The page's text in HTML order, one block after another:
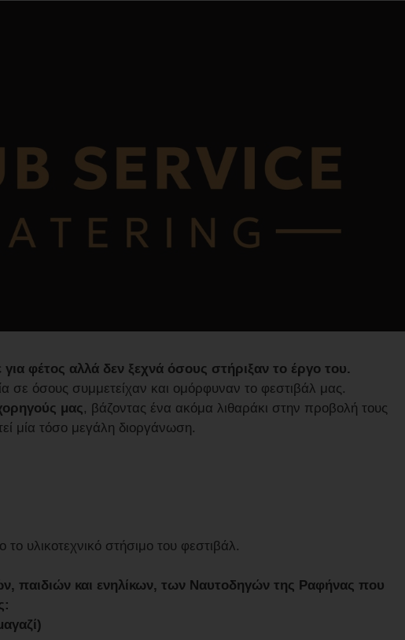
φέτος αλλά δεν ξεχνά όσους στήριξαν το έργο του.
σε όσους συμμετείχαν και ομόρφυναν το φεστιβάλ μας.
μας, βάζοντας ένα ακόμα λιθαράκι στην προβολή τους
μία τόσο μεγάλη διοργάνωση.
υλικοτεχνικό στήσιμο του φεστιβάλ.
παιδιών και ενηλίκων, των Ναυτοδηγών της Ραφήνας που